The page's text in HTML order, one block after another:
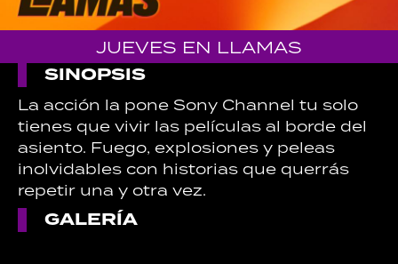
JUEVES EN LLAMAS
SINOPSIS
La acción la pone Sony Channel tu solo
tienes que vivir las películas al borde del
asiento. Fuego, explosiones y peleas
inolvidables con historias que querrás
repetir una y otra vez.
GALERÍA